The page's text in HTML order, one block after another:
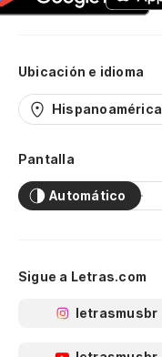
Ubicación e idioma
Hispanoamérica
Pantalla
Automático
Sigue a Letras.com
letrasmusbr